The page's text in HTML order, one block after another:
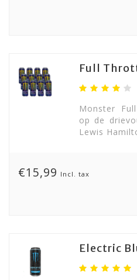
Full
Monster
op de
Lewis
€15,99 Incl. tax
Electric